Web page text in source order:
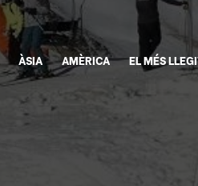
ÀSIA AMÈRICA EL MÉS